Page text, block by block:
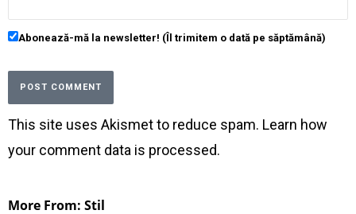
Abonează-mă la newsletter! (Îl trimitem o dată pe săptămână)
This site uses Akismet to reduce spam. Learn how
your comment data is processed.
More From: Stil